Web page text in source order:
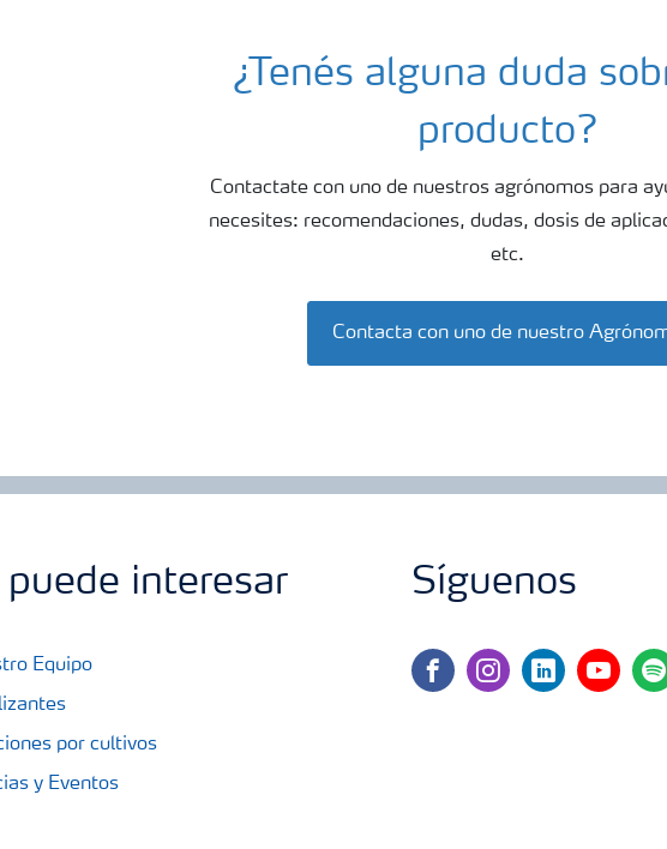
¿Tenés alguna duda
producto?
Contactate con uno de nuestros agrónomos para
necesites: recomendaciones, dudas, dosis de
etc.
Contacta con uno de nuestro
puede interesar
Equipo
por cultivos
y Eventos
Síguenos
facebookinstagramlinkedinyoutube